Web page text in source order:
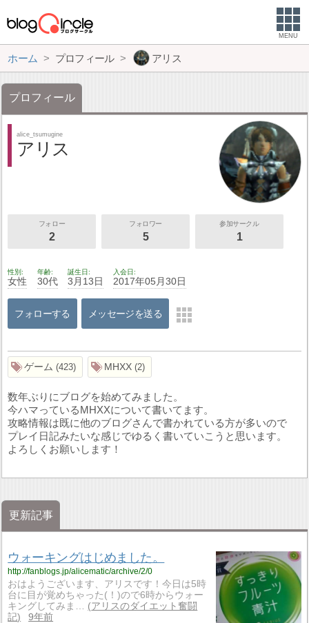
MENU
ホーム プロフィール アリス
プロフィール
alice_tsumugine
アリス
フォロー
2
フォロワー
5
参加サークル
1
性別
女性
年齢
30代
誕生日
3月13日
入会日
2017年05月30日
フォローする メッセージを送る
ゲーム 423 MHXX 2
数年ぶりにブログを始めてみました。
今ハマっているMHXXについて書いてます。
攻略情報は既に他のブログさんで書かれている方が多いので
プレイ日記みたいな感じでゆるく書いていこうと思います。
よろしくお願いします！
更新記事
ウォーキングはじめました。
http://fanblogs.jp/alicematic/archive/2/0
おはようございます、アリスです！今日は5時
台に目が覚めちゃった(！)ので6時からウォー
キングしてみま…
アリスのダイエット奮闘
記
9年前